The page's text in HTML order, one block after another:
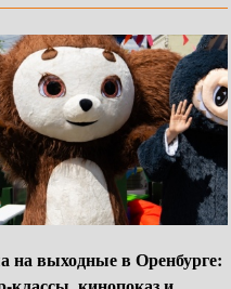
на выходные в Оренбурге: